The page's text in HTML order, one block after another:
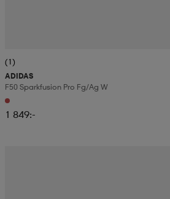
(1)
ADIDAS
F50 Sparkfusion Pro Fg/ag W
1 849:-